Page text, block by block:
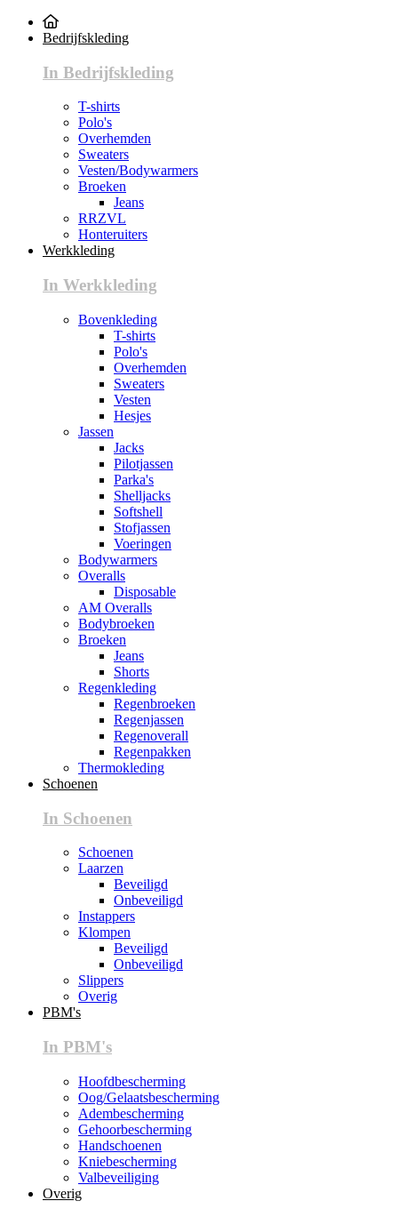
Bedrijfskleding
In Bedrijfskleding
T-shirts
Polo's
Overhemden
Sweaters
Vesten/Bodywarmers
Broeken
Jeans
RRZVL
Honteruiters
Werkkleding
In Werkkleding
Bovenkleding
T-shirts
Polo's
Overhemden
Sweaters
Vesten
Hesjes
Jassen
Jacks
Pilotjassen
Parka's
Shelljacks
Softshell
Stofjassen
Voeringen
Bodywarmers
Overalls
Disposable
AM Overalls
Bodybroeken
Broeken
Jeans
Shorts
Regenkleding
Regenbroeken
Regenjassen
Regenoverall
Regenpakken
Thermokleding
Schoenen
In Schoenen
Schoenen
Laarzen
Beveiligd
Onbeveiligd
Instappers
Klompen
Beveiligd
Onbeveiligd
Slippers
Overig
PBM's
In PBM's
Hoofdbescherming
Oog/Gelaatsbescherming
Adembescherming
Gehoorbescherming
Handschoenen
Kniebescherming
Valbeveiliging
Overig